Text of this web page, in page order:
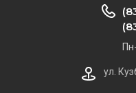
ул.